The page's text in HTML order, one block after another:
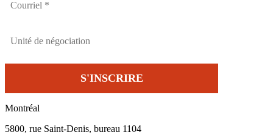
Montréal
5800, rue Saint-Denis, bureau 1104